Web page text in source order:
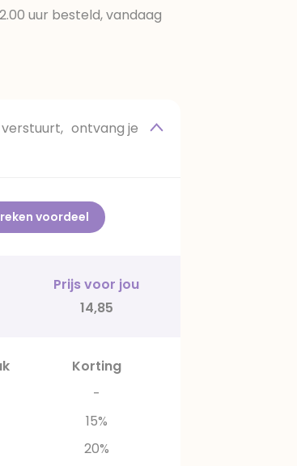
uur besteld, vandaag
ontvang je
voordeel
Prijs voor jou
14,85
Korting
-
15%
20%